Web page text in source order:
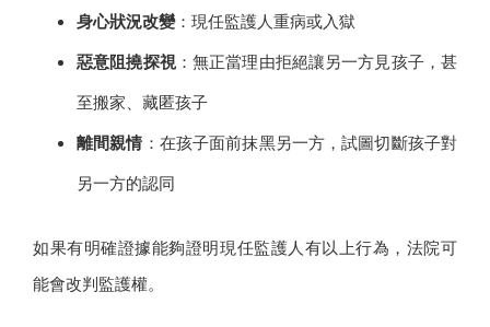
身心狀況改變：現任監護人重病或入獄
惡意阻撓探視：無正當理由拒絕讓另一方見孩子，甚
至搬家、藏匿孩子
離間親情 ：在孩子面前抹黑另一方，試圖切斷孩子對
另一方的認同
如果有明確證據能夠證明現任監護人有以上行為，法院可
能會改判監護權。